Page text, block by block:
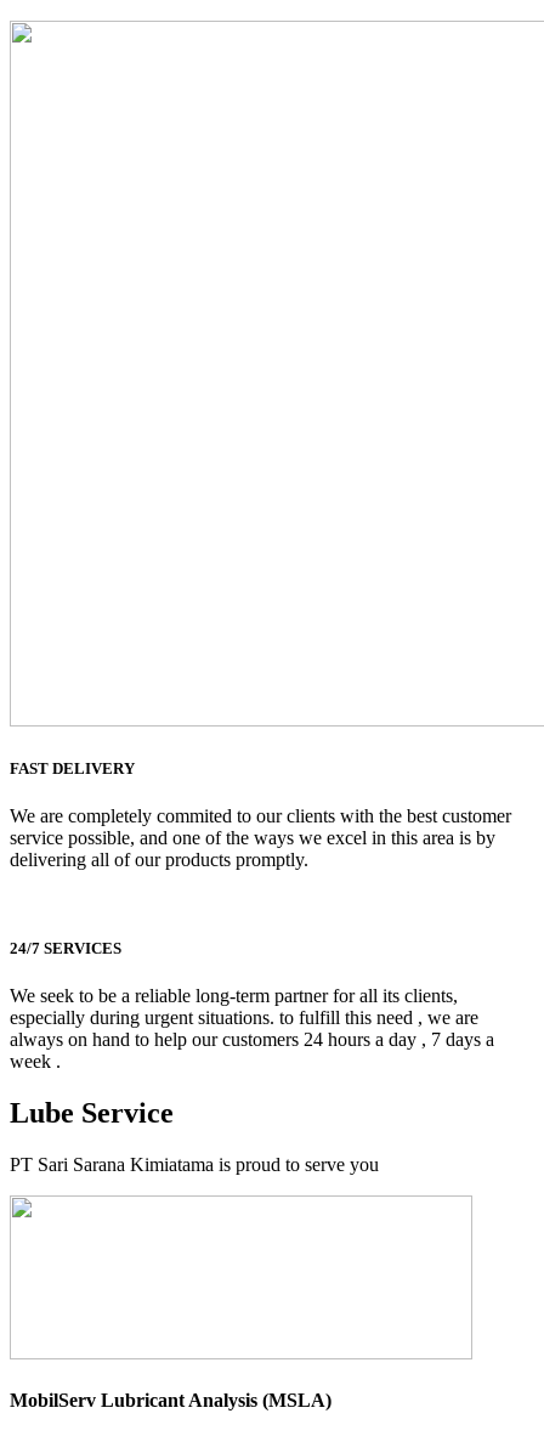
FAST DELIVERY
We are completely commited to our clients with the best customer
service possible, and one of the ways we excel in this area is by
delivering all of our products promptly.
24/7 SERVICES
We seek to be a reliable long-term partner for all its clients,
especially during urgent situations. to fulfill this need , we are
always on hand to help our customers 24 hours a day , 7 days a
week .
Lube Service
PT Sari Sarana Kimiatama is proud to serve you
MobilServ Lubricant Analysis (MSLA)